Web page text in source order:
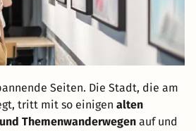
Seiten. Die Stadt, die am
tritt mit so einigen alten
Themenwanderwegen auf und